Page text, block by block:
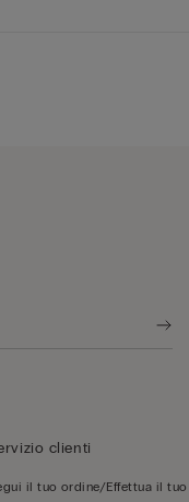
clienti
il tuo ordine/Effettua il tuo